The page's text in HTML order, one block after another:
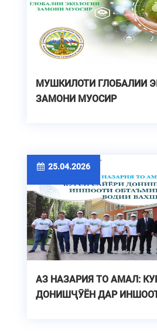
МУШКИЛОТИ ГЛОБАЛИИ
ЗАМОНИ МУОСИР
25.04.2026
АЗ НАЗАРИЯ ТО АМАЛ:
ДОНИШҶӮЁН ДАР